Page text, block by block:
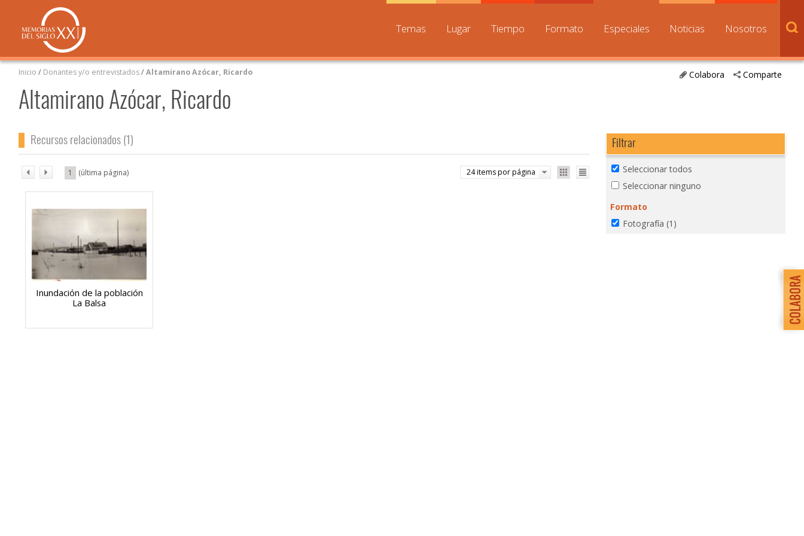
Temas Lugar Tiempo Formato Especiales Noticias Nosotros
Comparte
Colabora
Inicio / Donantes y/o entrevistados/Altamirano Azócar, Ricardo
Altamirano Azócar, Ricardo
Recursos relacionados (1)
24 items por página
Inundación de la población
La Balsa
1
Filtrar
Seleccionar todos
Seleccionar ninguno
Formato
Fotografía (1)